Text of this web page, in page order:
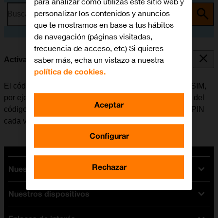
Busca por problema o tema
Activar o desactivar el uso del código PIN
El código PIN evita que otros puedan utilizar la tarjeta SIM,
por ejemplo, en caso de robo del móvil. Cuando el uso del
código PIN está activado, se debe introducir el código PIN
cada vez que se enciende el móvil.
Nuestras tarifas
Tarifas Orange
Tarifas fibra y móvil
Nuestros dispositivos
personalizar los contenidos y anuncios
que te mostramos en base a tus hábitos
de navegación (páginas visitadas,
frecuencia de acceso, etc) Si quieres
saber más, echa un vistazo a nuestra
política de cookies.
Configurar
Rechazar
Aceptar